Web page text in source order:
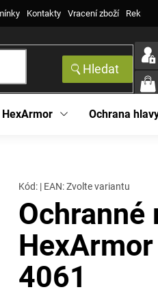
Kontakty Vracení zboží
Hledat
HexArmor Ochrana
Ochranné
4061
Kód: | EAN:Zvolte variantu